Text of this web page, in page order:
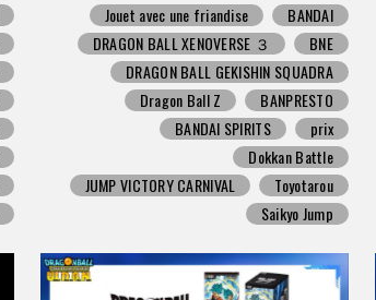
Jouet avec une friandise
BANDAI
DRAGON BALL XENOVERSE ３
BNE
DRAGON BALL GEKISHIN SQUADRA
Dragon Ball Z
BANPRESTO
BANDAI SPIRITS
prix
Dokkan Battle
JUMP VICTORY CARNIVAL
Toyotarou
Saikyo Jump